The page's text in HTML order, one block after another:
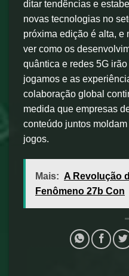
ditar tendências e
novas tecnologias no
próxima edição é alta, e
ver como os
quântica e redes 5G
jogamos e as
colaboração global
medida que empresas
conteúdo juntos
jogos.
Mais: A Revolução
Fenômeno 27b Con